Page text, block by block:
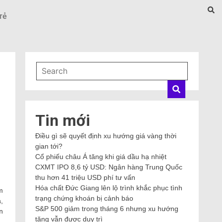
Tin mới
Điều gì sẽ quyết định xu hướng giá vàng thời
gian tới?
Cổ phiếu châu Á tăng khi giá dầu hạ nhiệt
CXMT IPO 8,6 tỷ USD: Ngân hàng Trung Quốc
thu hơn 41 triệu USD phí tư vấn
Hóa chất Đức Giang lên lộ trình khắc phục tình
trạng chứng khoán bị cảnh báo
S&P 500 giảm trong tháng 6 nhưng xu hướng
tăng vẫn được duy trì